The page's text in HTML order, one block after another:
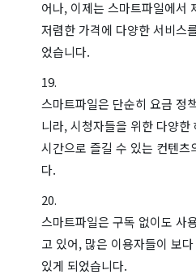
어나, 이제는 스마트파일에서
저렴한 가격에 다양한 서비스
었습니다.
스마트파일은 단순히 요금 정
니라, 시청자들을 위한 다양한
시간으로 즐길 수 있는 컨텐츠
다.
스마트파일은 구독 없이도 사
고 있어, 많은 이용자들이 보
있게 되었습니다.